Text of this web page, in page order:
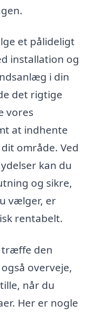
et pålideligt
installation og
i din
det rigtige
vores
at indhente
område. Ved
kan du
og sikre,
vælger, er
rentabelt.
træffe den
overveje,
når du
Her er nogle